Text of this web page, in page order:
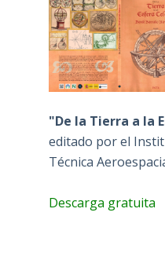
"De la Tierra a la
editado por el
Técnica
Descarga gratuita